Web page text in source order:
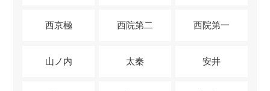
西京極 西院第二 西院第一
山ノ内 太秦 安井